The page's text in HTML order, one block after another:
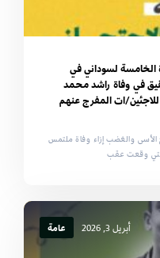
الخامسة لسوداني في
في وفاة راشد محمد
ات المفرج عنهم
والغضب إزاء وفاة ملتمس
وقعت عقب
أبريل 3, 2026 عامة